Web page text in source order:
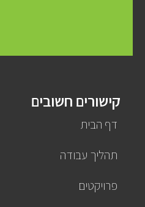
קישורים חשובים
דף הבית
תהליך עבודה
פרויקטים